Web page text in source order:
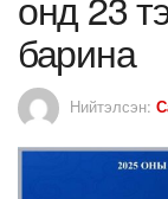
барина
Нийтэлсэн: